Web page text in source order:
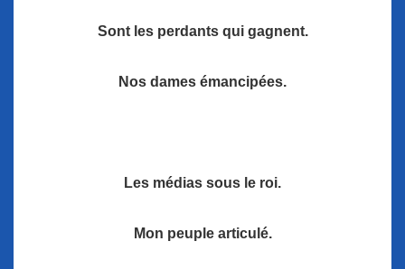
Sont les perdants qui gagnent.
Nos dames émancipées.
Les médias sous le roi.
Mon peuple articulé.